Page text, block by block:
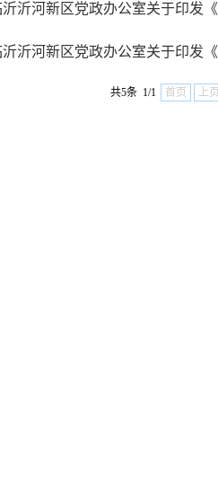
沂沂河新区党政办公室关于印发
沂沂河新区党政办公室关于印发
共5条 1/1 首页 上页